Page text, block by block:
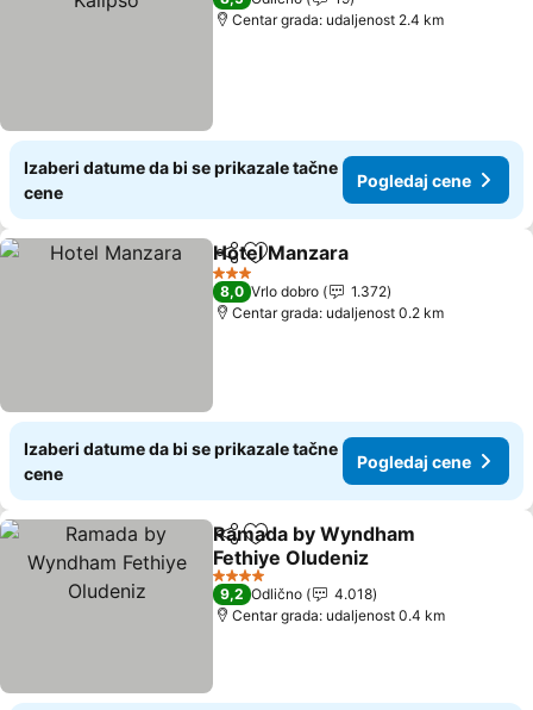
Centar grada: udaljenost 2.4 km
Izaberi datume da bi se prikazale tačne
cene
Pogledaj cene
Deli Dodati u favorite
Hotel Manzara
3 Zvezdice
8,0 Vrlo dobro
1.372
Centar grada: udaljenost 0.2 km
Izaberi datume da bi se prikazale tačne
cene
Pogledaj cene
Deli Dodati u favorite
Ramada by Wyndham
Fethiye Oludeniz
Pogledaj cene
4 Zvezdice
9,2 Odlično
4.018
Centar grada: udaljenost 0.4 km